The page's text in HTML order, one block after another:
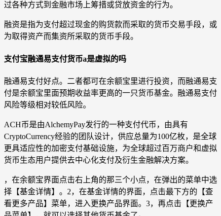
过各种方式到金融市场上筹措或贷放资金的行为。
融资是指为支付超过现金的购货款而采取的货币交易手段，或
为取得资产而集资所采取的货币手段。
支付宝融通易支付货币a是虚拟的吗
融通易支付好点。二者都可在余额宝里进行投资，而融通易支
付是余额宝里面预期收益率更高的一只货币基金。融通易支付
风险等级相对较低风险。
ACH币是由AlchemyPay发行的一种支付代币，由具有
CryptoCurrency经验的团队设计，供应总量为100亿枚，是全球
更具适应性的加密支付基础设施，为全球超过百万商户和虚拟
货币生态用户提供去中心化支付及衍生金融解决方案。
，在余额宝界面点击右上角的那三个小点，在弹出的菜单中选
择【基金详情】。2，在基金详情的界面，点击最下方的【查
看更多产品】菜单，进入更换产品界面。3，再点击【更换产